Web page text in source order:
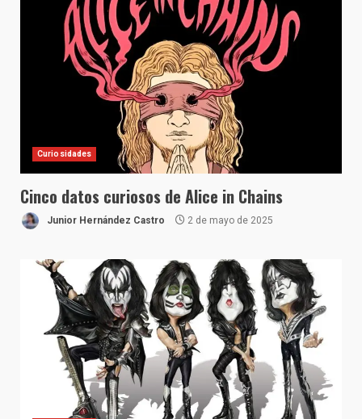
Curiosidades
Cinco datos curiosos de Alice in Chains
Junior Hernández Castro 2 de mayo de 2025